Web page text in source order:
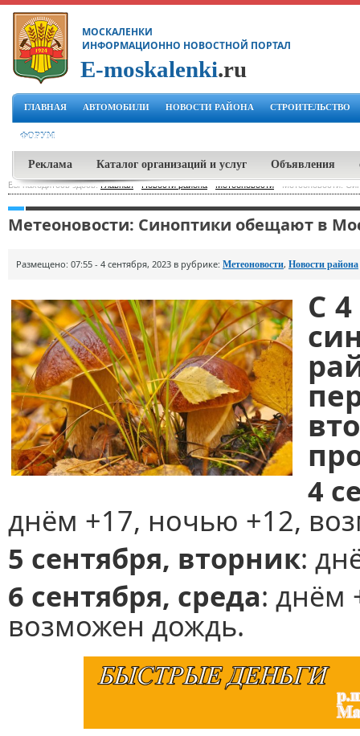
МОСКАЛЕНКИ
ИНФОРМАЦИОННО НОВОСТНОЙ ПОРТАЛ
E-moskalenki.ru
ГЛАВНАЯ АВТОМОБИЛИ НОВОСТИ РАЙОНА СТРОИТЕЛЬСТВО
ФОРУМ
Реклама Каталог организаций и услуг Объявления
Вы находитесь здесь:Главная-Новости района Метеоновости Метеоновости:
Метеоновости: Синоптики обещают в
Размещено: 07:55 - 4 сентября, 2023 в рубрике: Метеоновости, Новости района
С
4
днём +17, ночью +12,
5 сентября, вторник:
6 сентября, среда: днём
возможен дождь.